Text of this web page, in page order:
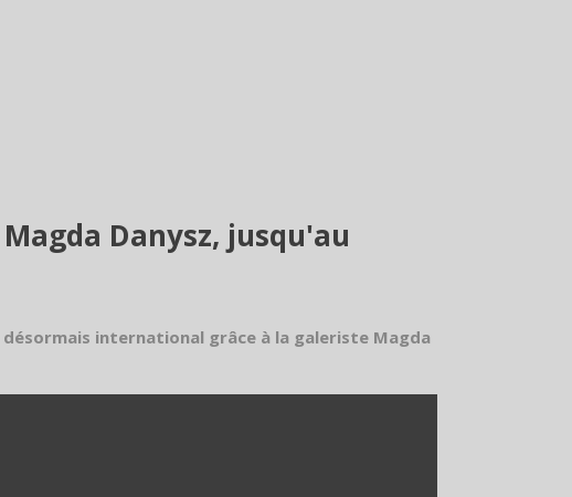
Danysz, jusqu'au
international grâce à la galeriste Magda